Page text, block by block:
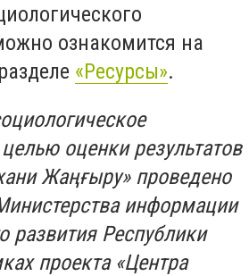
ознакомится на
«Ресурсы».
оценки результатов
Жаңғыру» проведено
информации
развития Республики
проекта «Центра